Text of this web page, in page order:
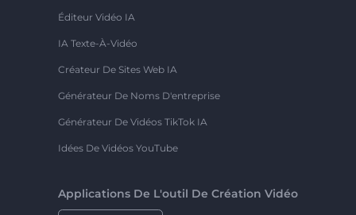
Éditeur Vidéo IA
IA Texte-À-Vidéo
Créateur De Sites Web IA
Générateur De Noms D'entreprise
Générateur De Vidéos TikTok IA
Idées De Vidéos YouTube
Applications De L'outil De Création Vidéo